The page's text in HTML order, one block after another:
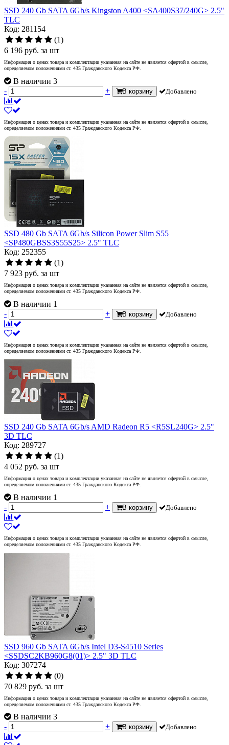
SSD 240 Gb SATA 6Gb/s Kingston A400 <SA400S37/240G> 2.5"
TLC
Код: 281154
(1)
6 196 руб. за шт
Информация о ценах товара и комплектации указанная на сайте не является офертой в смысле,
определяемом положениями ст. 435 Гражданского Кодекса РФ.
В наличии 3
-
+ В корзину Добавлено
Информация о ценах товара и комплектации указанная на сайте не является офертой в смысле,
определяемом положениями ст. 435 Гражданского Кодекса РФ.
SSD 480 Gb SATA 6Gb/s Silicon Power Slim S55
<SP480GBSS3S55S25> 2.5" TLC
Код: 252355
(1)
7 923 руб. за шт
Информация о ценах товара и комплектации указанная на сайте не является офертой в смысле,
определяемом положениями ст. 435 Гражданского Кодекса РФ.
В наличии 1
-
+ В корзину Добавлено
Информация о ценах товара и комплектации указанная на сайте не является офертой в смысле,
определяемом положениями ст. 435 Гражданского Кодекса РФ.
SSD 240 Gb SATA 6Gb/s AMD Radeon R5 <R5SL240G> 2.5"
3D TLC
Код: 289727
(1)
4 052 руб. за шт
Информация о ценах товара и комплектации указанная на сайте не является офертой в смысле,
определяемом положениями ст. 435 Гражданского Кодекса РФ.
В наличии 1
-
+ В корзину Добавлено
Информация о ценах товара и комплектации указанная на сайте не является офертой в смысле,
определяемом положениями ст. 435 Гражданского Кодекса РФ.
SSD 960 Gb SATA 6Gb/s Intel D3-S4510 Series
<SSDSC2KB960G8(01)> 2.5" 3D TLC
Код: 307274
(0)
70 829 руб. за шт
Информация о ценах товара и комплектации указанная на сайте не является офертой в смысле,
определяемом положениями ст. 435 Гражданского Кодекса РФ.
В наличии 3
-
+ В корзину Добавлено